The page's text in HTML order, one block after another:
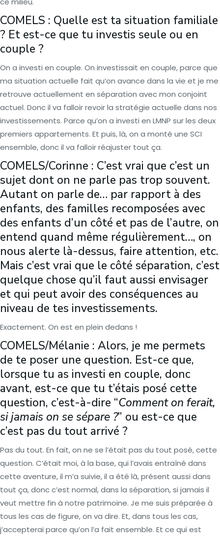
COMELS : Quelle est ta situation familiale
? Et est-ce que tu investis seule ou en
couple ?
On a investi en couple. On investissait en couple, parce que
ma situation actuelle fait qu’on avance dans la vie et je me
retrouve actuellement en séparation avec mon conjoint
actuel. Donc il va falloir revoir la stratégie actuelle dans nos
investissements. Parce qu’on a investi en LMNP sur les deux
premiers appartements. Et puis, là, on a monté une SCI
ensemble, donc il va falloir réajuster tout ça.
COMELS/Corinne : C’est vrai que c’est un
sujet dont on ne parle pas trop souvent.
Autant on parle de… par rapport à des
enfants, des familles recomposées avec
des enfants d’un côté et pas de l’autre, on
entend quand même régulièrement…, on
nous alerte là-dessus, faire attention, etc.
Mais c’est vrai que le côté séparation, c’est
quelque chose qu’il faut aussi envisager
et qui peut avoir des conséquences au
niveau de tes investissements.
Exactement. On est en plein dedans !
COMELS/Mélanie : Alors, je me permets
de te poser une question. Est-ce que,
lorsque tu as investi en couple, donc
avant, est-ce que tu t’étais posé cette
question, c’est-à-dire “Comment on ferait,
si jamais on se sépare ?” ou est-ce que
c’est pas du tout arrivé ?
Pas du tout. En fait, on ne se l’était pas du tout posé, cette
question. C’était moi, à la base, qui l’avais entraîné dans
cette aventure, il m’a suivie, il a été là, présent aussi dans
tout ça, donc c’est normal, dans la séparation, si jamais il
veut mettre fin à notre patrimoine. Je me suis préparée à
tous les cas de figure, on va dire. Et, dans tous les cas,
j’accepterai parce qu’on l’a fait ensemble. Et ce qui est